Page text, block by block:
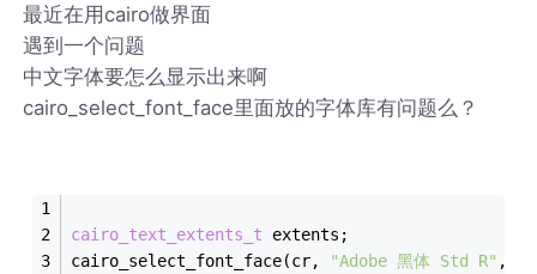
最近在用cairo做界面
遇到一个问题
中文字体要怎么显示出来啊
cairo_select_font_face里面放的字体库有问题么？
cairo_text_extents_t extents;
cairo_select_font_face(cr,
"Adobe 黑体 Std R" ,